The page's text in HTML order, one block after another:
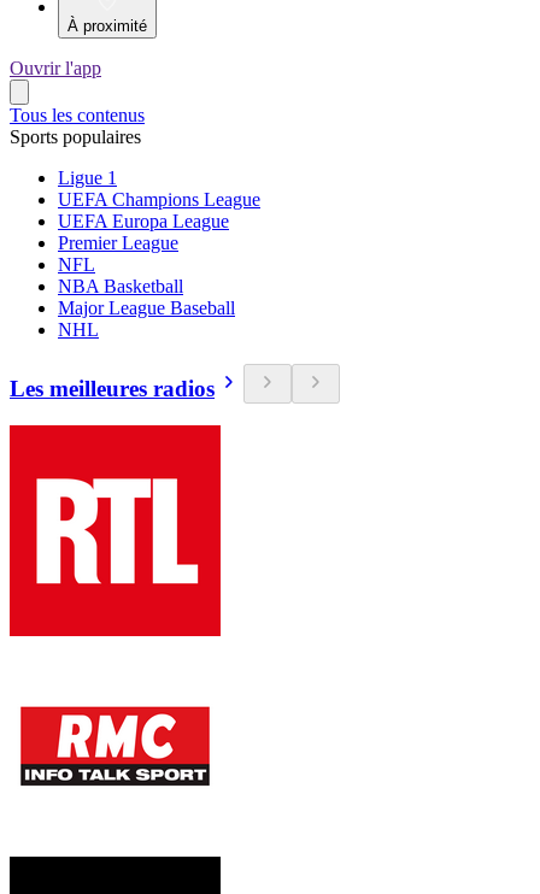
À proximité
Ouvrir l'app
Tous les contenus
Sports populaires
Ligue 1
UEFA Champions League
UEFA Europa League
Premier League
NFL
NBA Basketball
Major League Baseball
NHL
Les meilleures radios